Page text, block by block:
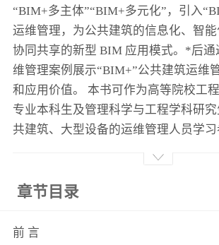
“BIM+多主体”“BIM+多元化”，引入
运维管理，为公共建筑的信息化、智
协同共享的新型 BIM 应用模式。*后通
维管理案例展示“BIM+”公共建筑运维
和应用价值。 本书可作为高等院校工
专业本科生及管理科学与工程学科研
共建筑、大型设备的运维管理人员学习
章节目录
前 言